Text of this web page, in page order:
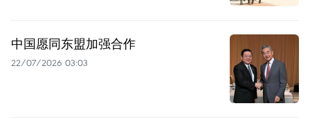
中国愿同东盟加强合作
22/07/2026 03:03